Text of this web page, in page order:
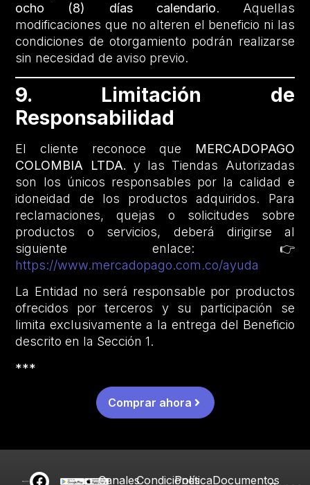
ocho (8) días calendario. Aquellas
modificaciones que no alteren el beneficio ni las
condiciones de otorgamiento podrán realizarse
sin necesidad de aviso previo.
9. Limitación de
Responsabilidad
El cliente reconoce que
MERCADOPAGO
COLOMBIA LTDA. y las Tiendas Autorizadas
son los únicos responsables por la calidad e
idoneidad de los productos adquiridos. Para
reclamaciones, quejas o solicitudes sobre
productos o servicios, deberá dirigirse al
siguiente enlace: 👉
https://www.mercadopago.com.co/ayuda
La Entidad no será responsable por productos
ofrecidos por terceros y su participación se
limita exclusivamente a la entrega del Beneficio
descrito en la Sección 1.
***
Comprar ahora
CanalesCondiciones
PolíticaDocumentos